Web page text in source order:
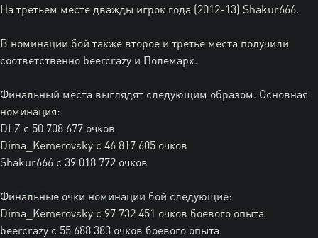
На третьем месте дважды игрок года (2012-13) Shakur666.
В номинации бой также второе и третье места получили
соответственно beercrazy и Полемарх.
Финальный места выглядят следующим образом. Основная
номинация:
DLZ с 50 708 677 очков
Dima_Kemerovsky с 46 817 605 очков
Shakur666 с 39 018 772 очков
Финальные очки номинации бой следующие:
Dima_Kemerovsky с 97 732 451 очков боевого опыта
beercrazy с 55 688 383 очков боевого опыта